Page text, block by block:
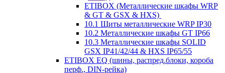
ETIBOX (Металлические шкафы WRP
& GT & GSX & HXS)
10.1 Щиты металлические WRP IP30
10.2 Металлические шкафы GT IP66
10.3 Металлические шкафы SOLID
GSX IP41/42/44 & HXS IP65/55
ETIBOX EQ (шины, распред.блоки, короба
перф., DIN-рейка)